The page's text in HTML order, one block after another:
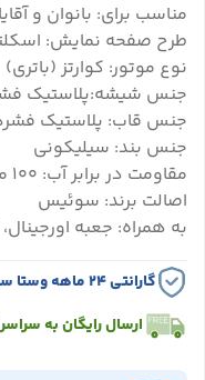
مناسب برای: بانوان و
طرح صفحه نمایش:
نوع موتور: کوارتز (باتری)
جنس شیشه:پلاستیک
جنس قاب: پلاستیک
جنس بند: سیلیکونی
مقاومت در برابر آب: 100 متر
اصالت برند: سوئیس
به همراه: جعبه اورجینال،
گارانتی ۲۴ ماهه وستا سرویس
ارسال رایگان به